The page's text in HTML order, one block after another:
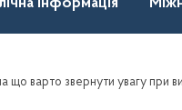
інформація
що варто звернути увагу при